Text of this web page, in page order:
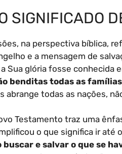
SIGNIFICADO
na perspectiva bíblica,
e a mensagem de
Sua glória fosse conhecida
benditas todas as famílias
abrange todas as nações,
Testamento traz uma
o que significa ir até
buscar e salvar o que se